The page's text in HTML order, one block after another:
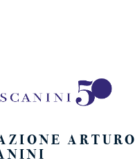
ARTURO